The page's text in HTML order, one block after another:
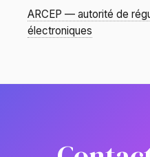
ARCEP — autorité de
électroniques